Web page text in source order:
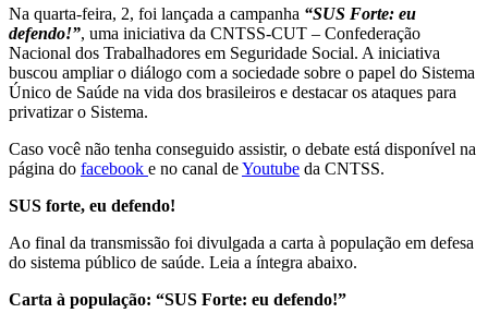
Na quarta-feira, 2, foi lançada a campanha “SUS Forte: eu
defendo!”, uma iniciativa da CNTSS-CUT – Confederação
Nacional dos Trabalhadores em Seguridade Social. A iniciativa
buscou ampliar o diálogo com a sociedade sobre o papel do Sistema
Único de Saúde na vida dos brasileiros e destacar os ataques para
privatizar o Sistema.
Caso você não tenha conseguido assistir, o debate está disponível na
página do facebook e no canal deYoutube da CNTSS.
SUS forte, eu defendo!
Ao final da transmissão foi divulgada a carta à população em defesa
do sistema público de saúde. Leia a íntegra abaixo.
Carta à população: “SUS Forte: eu defendo!”